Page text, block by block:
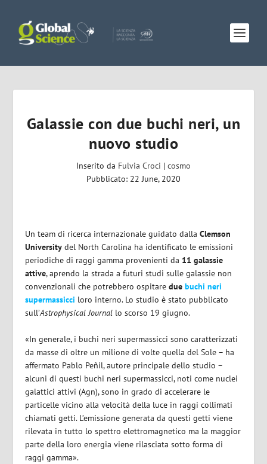
Galassie con due buchi neri, un
nuovo studio
Inserito da Fulvia Croci | cosmo
Pubblicato: 22 June, 2020
Un team di ricerca internazionale guidato dalla Clemson
University del North Carolina ha identificato le emissioni
periodiche di raggi gamma provenienti da 11 galassie
attive, aprendo la strada a futuri studi sulle galassie non
convenzionali che potrebbero ospitareduebuchi neri
supermassicci loro interno. Lo studio è stato pubblicato
sull’Astrophysical Journal lo scorso 19 giugno.
«In generale, i buchi neri supermassicci sono caratterizzati
da masse di oltre un milione di volte quella del Sole – ha
affermato Pablo Peñil, autore principale dello studio –
alcuni di questi buchi neri supermassicci, noti come nuclei
galattici attivi (Agn), sono in grado di accelerare le
particelle vicino alla velocità della luce in raggi collimati
chiamati getti. L’emissione generata da questi getti viene
rilevata in tutto lo spettro elettromagnetico ma la maggior
parte della loro energia viene rilasciata sotto forma di
raggi gamma».